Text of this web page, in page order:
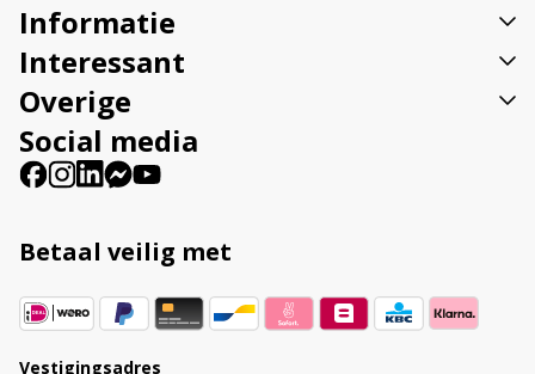
:
Informatie
Interessant
Overige
Social media
Betaal veilig met
Vestigingsadres